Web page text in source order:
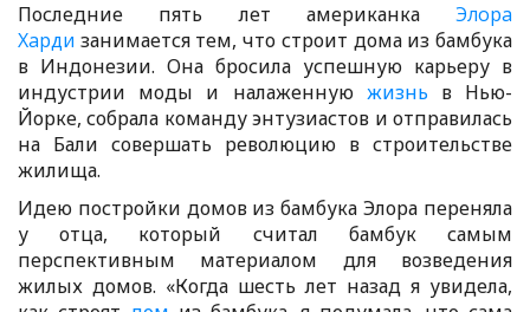
Последние пять лет американка Элора
Харди занимается тем, что строит дома из бамбука
в Индонезии. Она бросила успешную карьеру в
индустрии моды и налаженную жизнь в Нью-
Йорке, собрала команду энтузиастов и отправилась
на Бали совершать революцию в строительстве
жилища.
Идею постройки домов из бамбука Элора переняла
у отца, который считал бамбук самым
перспективным материалом для возведения
жилых домов. «Когда шесть лет назад я увидела,